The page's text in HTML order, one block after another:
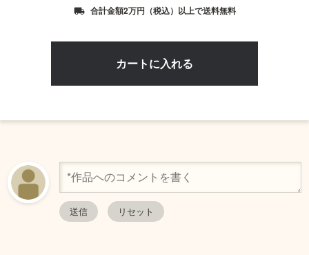
local_shipping 合計金額2万円（税込）以上で送料無料